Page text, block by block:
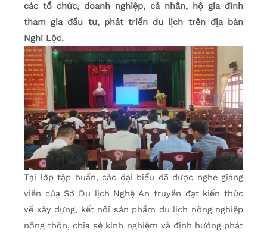
các tổ chức, doanh nghiệp, cá nhân, hộ gia đình
tham gia đầu tư, phát triển du lịch trên địa bàn
Nghi Lộc.
Tại lớp tập huấn, các đại biểu đã được nghe giảng
viên của Sở Du lịch Nghệ An truyền đạt kiến thức
về xây dựng, kết nối sản phẩm du lịch nông nghiệp
nông thôn, chia sẻ kinh nghiệm và định hướng phát